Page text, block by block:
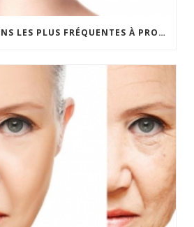
LES CINQ QUESTIONS LES PLUS FRÉQUENTES À PROPOS DU LIFTING DU COU ET DU VISAGE.